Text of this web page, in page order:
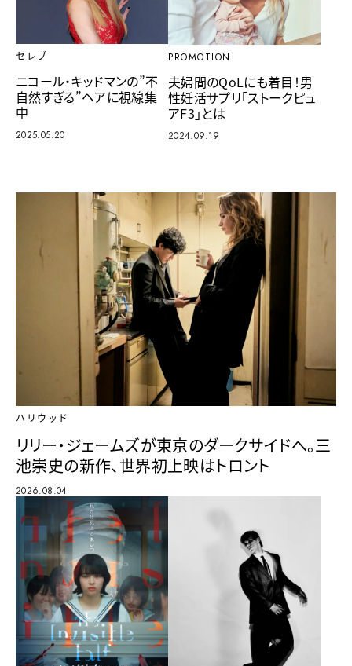
セレブ
ニコール・キッドマンの”不
自然すぎる”ヘアに視線集
中
2025.05.20
PROMOTION
夫婦間のQoLにも着目！男
性妊活サプリ「ストークピュ
アF3」とは
2024.09.19
ハリウッド
リリー・ジェームズが東京のダークサイドへ。三
池崇史の新作、世界初上映はトロント
2026.08.04